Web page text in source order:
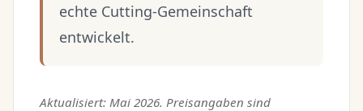
echte Cutting-Gemeinschaft
entwickelt.
Aktualisiert: Mai 2026. Preisangaben sind